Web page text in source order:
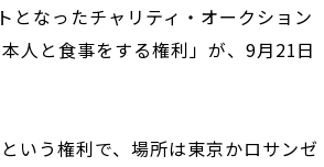
となったチャリティ・オークション
人と食事をする権利」が、9月21日
いう権利で、場所は東京かロサンゼ